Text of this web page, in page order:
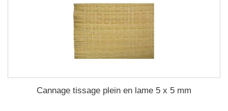
Cannage tissage plein en lame 5 x 5 mm